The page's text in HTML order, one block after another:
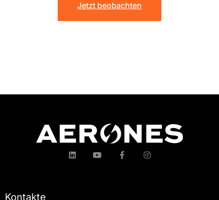
Jetzt beobachten
Kontakte